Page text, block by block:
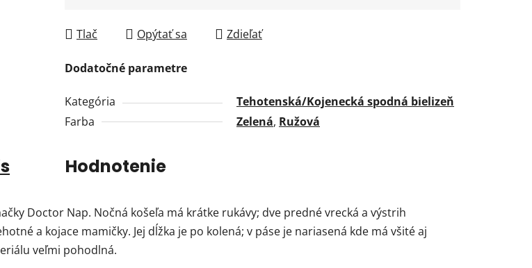
Tlač Opýtať sa Zdieľať
Dodatočné parametre
Kategória
Tehotenská/Kojenecká spodná bielizeň
Farba
Zelená, Ružová
Hodnotenie
Doctor Nap. Nočná košeľa má krátke rukávy; dve predné vrecká a výstrih
a kojace mamičky. Jej dĺžka je po kolená; v páse je nariasená kde má všité aj
veľmi pohodlná.